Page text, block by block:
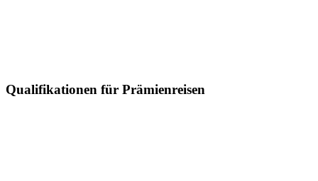
Qualifikationen für Prämienreisen